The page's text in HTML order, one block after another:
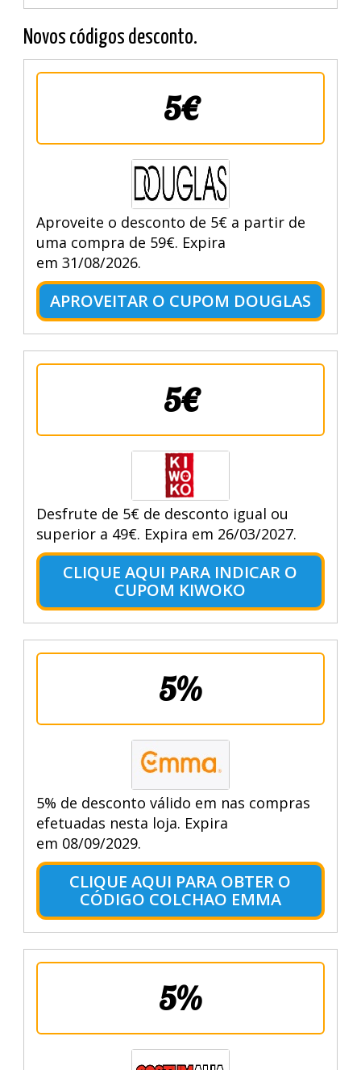
Novos códigos desconto.
5€
Aproveite o desconto de 5€ a partir de
uma compra de 59€. Expira
em 31/08/2026.
APROVEITAR O CUPOM DOUGLAS
5€
Desfrute de 5€ de desconto igual ou
superior a 49€. Expira em 26/03/2027.
CLIQUE AQUI PARA INDICAR O
CUPOM KIWOKO
5%
5% de desconto válido em nas compras
efetuadas nesta loja. Expira
em 08/09/2029.
CLIQUE AQUI PARA OBTER O
CÓDIGO COLCHAO EMMA
5%